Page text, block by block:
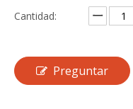
Cantidad:
Preguntar